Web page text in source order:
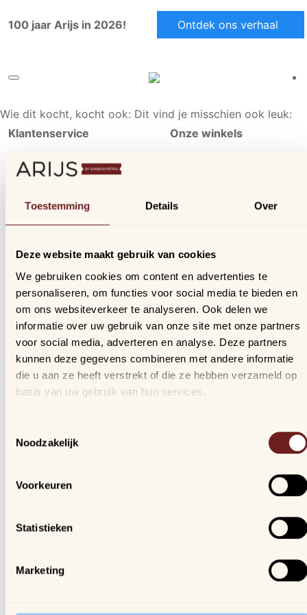
Toestemming Details Over
Deze website maakt gebruik van cookies
We gebruiken cookies om content en advertenties te
personaliseren, om functies voor social media te bieden en
om ons websiteverkeer te analyseren. Ook delen we
informatie over uw gebruik van onze site met onze partners
voor social media, adverteren en analyse. Deze partners
kunnen deze gegevens combineren met andere informatie
die u aan ze heeft verstrekt of die ze hebben verzameld op
basis van uw gebruik van hun services.
Noodzakelijk
Voorkeuren
Statistieken
Marketing
100 jaar Arijs in 2026! Ontdek ons verhaal
Wie dit kocht, kocht ook: Dit vind je misschien ook leuk:
Houtmarkt 6
Openingsuren winkel:
Klantenservice
Ons aanbod
Verzending & bezorging
Retourneren & ruilen
Online geschillen
Inloggen
Profiel
Bestellingen
Verlanglijstje
Veelgestelde vragen
Onze winkels
Samdam Nijvel
Nieuwsbrief
ontvang een kortingscode van 10%!